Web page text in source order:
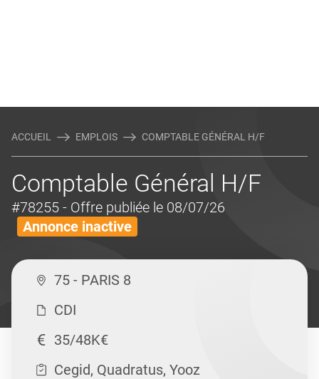
ACCUEIL EMPLOIS COMPTABLE GÉNÉRAL H/F
Comptable Général H/F
#78255 - Offre publiée le 08/07/26
Annonce inactive
75 - PARIS 8
CDI
35/48K€
Cegid, Quadratus, Yooz